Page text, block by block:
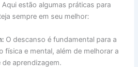
estão algumas práticas para
sempre em seu melhor:
O descanso é fundamental para a
física e mental, além de melhorar a
de aprendizagem.